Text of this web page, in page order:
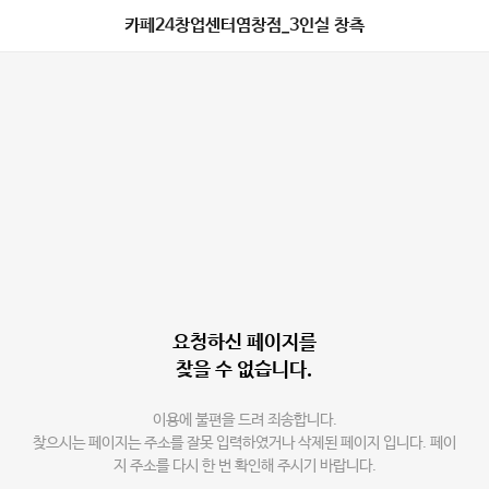
카페24창업센터염창점_3인실 창측
요청하신 페이지를
찾을 수 없습니다.
이용에 불편을 드려 죄송합니다.
찾으시는 페이지는 주소를 잘못 입력하였거나 삭제된 페이지 입니다. 페이
지 주소를 다시 한 번 확인해 주시기 바랍니다.